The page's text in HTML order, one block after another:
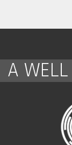
A WELL